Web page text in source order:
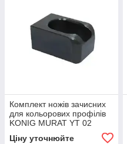
Комплект ножів зачисних
для кольорових профілів
KONIG MURAT YT 02
Ціну уточнюйте